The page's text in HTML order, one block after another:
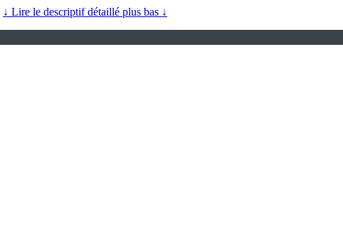
↓ Lire le descriptif détaillé plus bas ↓